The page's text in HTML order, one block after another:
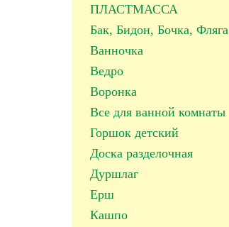
ПЛАСТМАССА
Бак, Бидон, Бочка, Фляга
Ванночка
Ведро
Воронка
Все для ванной комнаты
Горшок детский
Доска разделочная
Дуршлаг
Ерш
Кашпо